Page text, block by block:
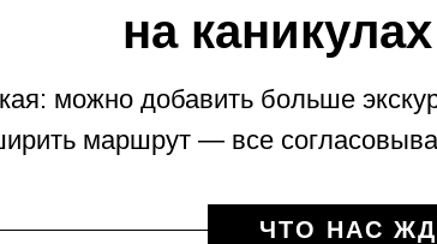
на
можно добавить больше
маршрут — все
ЧТО НАС